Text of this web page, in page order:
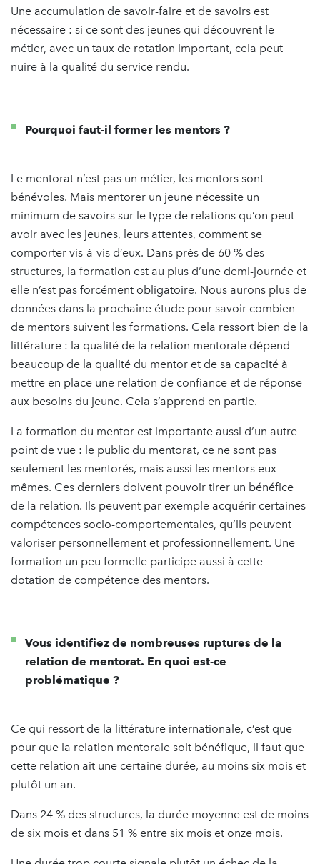
Une accumulation de savoir-faire et de savoirs est
nécessaire : si ce sont des jeunes qui découvrent le
métier, avec un taux de rotation important, cela peut
nuire à la qualité du service rendu.
Pourquoi faut-il former les mentors ?
Le mentorat n’est pas un métier, les mentors sont
bénévoles. Mais mentorer un jeune nécessite un
minimum de savoirs sur le type de relations qu’on peut
avoir avec les jeunes, leurs attentes, comment se
comporter vis-à-vis d’eux. Dans près de 60 % des
structures, la formation est au plus d’une demi-journée et
elle n’est pas forcément obligatoire. Nous aurons plus de
données dans la prochaine étude pour savoir combien
de mentors suivent les formations. Cela ressort bien de la
littérature : la qualité de la relation mentorale dépend
beaucoup de la qualité du mentor et de sa capacité à
mettre en place une relation de confiance et de réponse
aux besoins du jeune. Cela s’apprend en partie.
La formation du mentor est importante aussi d’un autre
point de vue : le public du mentorat, ce ne sont pas
seulement les mentorés, mais aussi les mentors eux-
mêmes. Ces derniers doivent pouvoir tirer un bénéfice
de la relation. Ils peuvent par exemple acquérir certaines
compétences socio-comportementales, qu’ils peuvent
valoriser personnellement et professionnellement. Une
formation un peu formelle participe aussi à cette
dotation de compétence des mentors.
Vous identifiez de nombreuses ruptures de la
relation de mentorat. En quoi est-ce
problématique ?
Ce qui ressort de la littérature internationale, c’est que
pour que la relation mentorale soit bénéfique, il faut que
cette relation ait une certaine durée, au moins six mois et
plutôt un an.
Dans 24 % des structures, la durée moyenne est de moins
de six mois et dans 51 % entre six mois et onze mois.